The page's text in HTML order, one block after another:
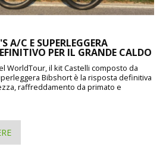
A/C E SUPERLEGGERA
PER IL GRANDE CALDO
WorldTour, il kit Castelli composto da
Bibshort è la risposta definitiva
raffreddamento da primato e